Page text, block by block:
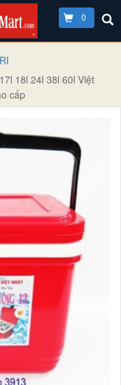
0
18l 24l 38l 60l Việt
cấp